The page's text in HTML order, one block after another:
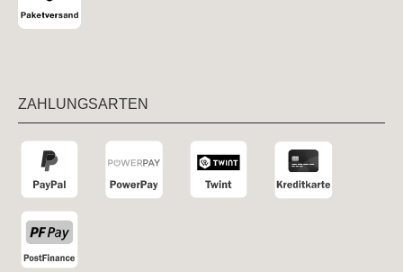
ZAHLUNGSARTEN